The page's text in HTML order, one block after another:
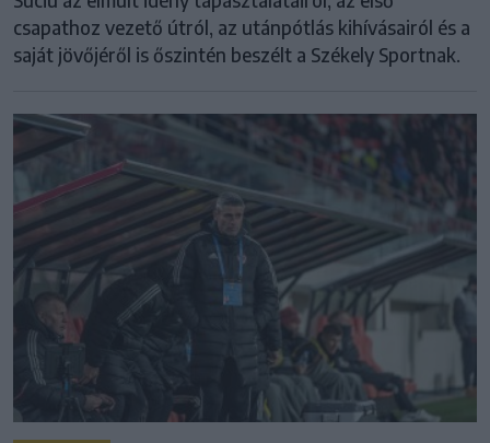
csapathoz vezető útról, az utánpótlás kihívásairól és a
saját jövőjéről is őszintén beszélt a Székely Sportnak.